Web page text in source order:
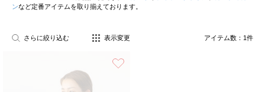
ンなど定番アイテムを取り揃えております。
さらに絞り込む 表示変更 アイテム数： 1件